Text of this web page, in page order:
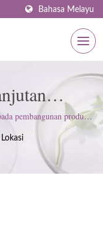
Bahasa Melayu
Bersih,
Kualiti
pembangunan produk
Amalan Pengilangan
memenuhi jangkaan
Lokasi